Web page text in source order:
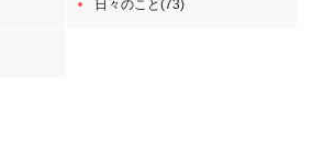
日々のこと(73)